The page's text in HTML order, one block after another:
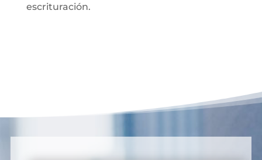
escrituración.